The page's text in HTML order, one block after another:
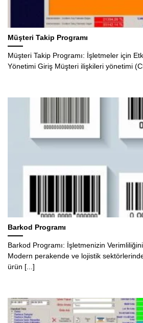
Müşteri Takip Programı
Müşteri Takip Programı: İşletmeler için
Yönetimi Giriş Müşteri ilişkileri yönetimi
Barkod Programı
Barkod Programı: İşletmenizin
Modern perakende ve lojistik
ürün [...]